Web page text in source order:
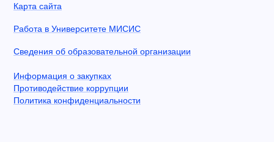
Карта сайта
Работа в Университете МИСИС
Сведения об образовательной организации
Информация о закупках
Противодействие коррупции
Политика конфиденциальности